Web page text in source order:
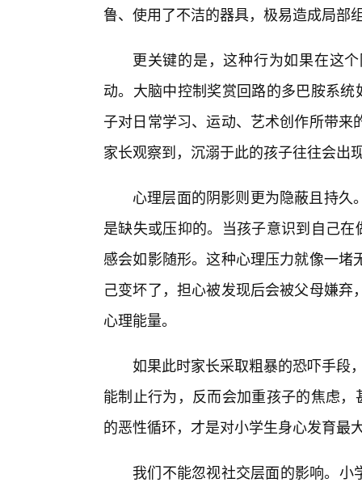
鲁、使用了不洁的器具，极易造成局部
更关键的是，这种行为如果在这
动。大脑中控制奖赏回路的多巴胺系
子对日常学习、运动、艺术创作所带
家长观察到，沉溺于此的孩子往往会出
心理层面的阴影则更为隐蔽且持
是缺失或压抑的。当孩子意识到自己
感会如影随形。这种心理压力就像一
己变坏了，担心被发现后会被父母嫌
心理能量。
如果此时家长采取粗暴的恐吓手段
能制止行为，反而会加重孩子的焦虑
的恶性循环，才是对小学生身心发育最
我们不能忽视社交层面的影响。